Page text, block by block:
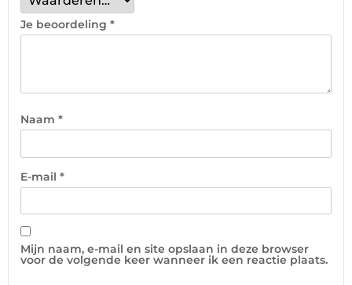
Je beoordeling *
Naam *
E-mail *
Mijn naam, e-mail en site opslaan in deze browser
voor de volgende keer wanneer ik een reactie plaats.